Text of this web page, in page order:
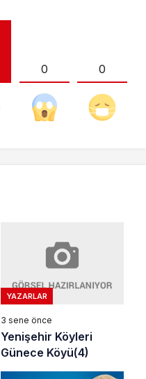
0 0
YAZARLAR
3 sene önce
Yenişehir Köyleri
Günece Köyü(4)